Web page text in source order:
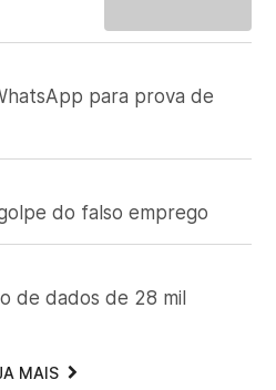
para prova de
do falso emprego
de dados de 28 mil
MAIS